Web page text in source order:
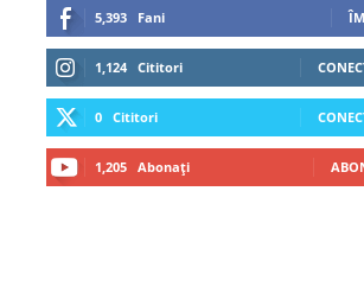
5,393 Fani
1,124 Cititori
0 Cititori
1,205 Abonați